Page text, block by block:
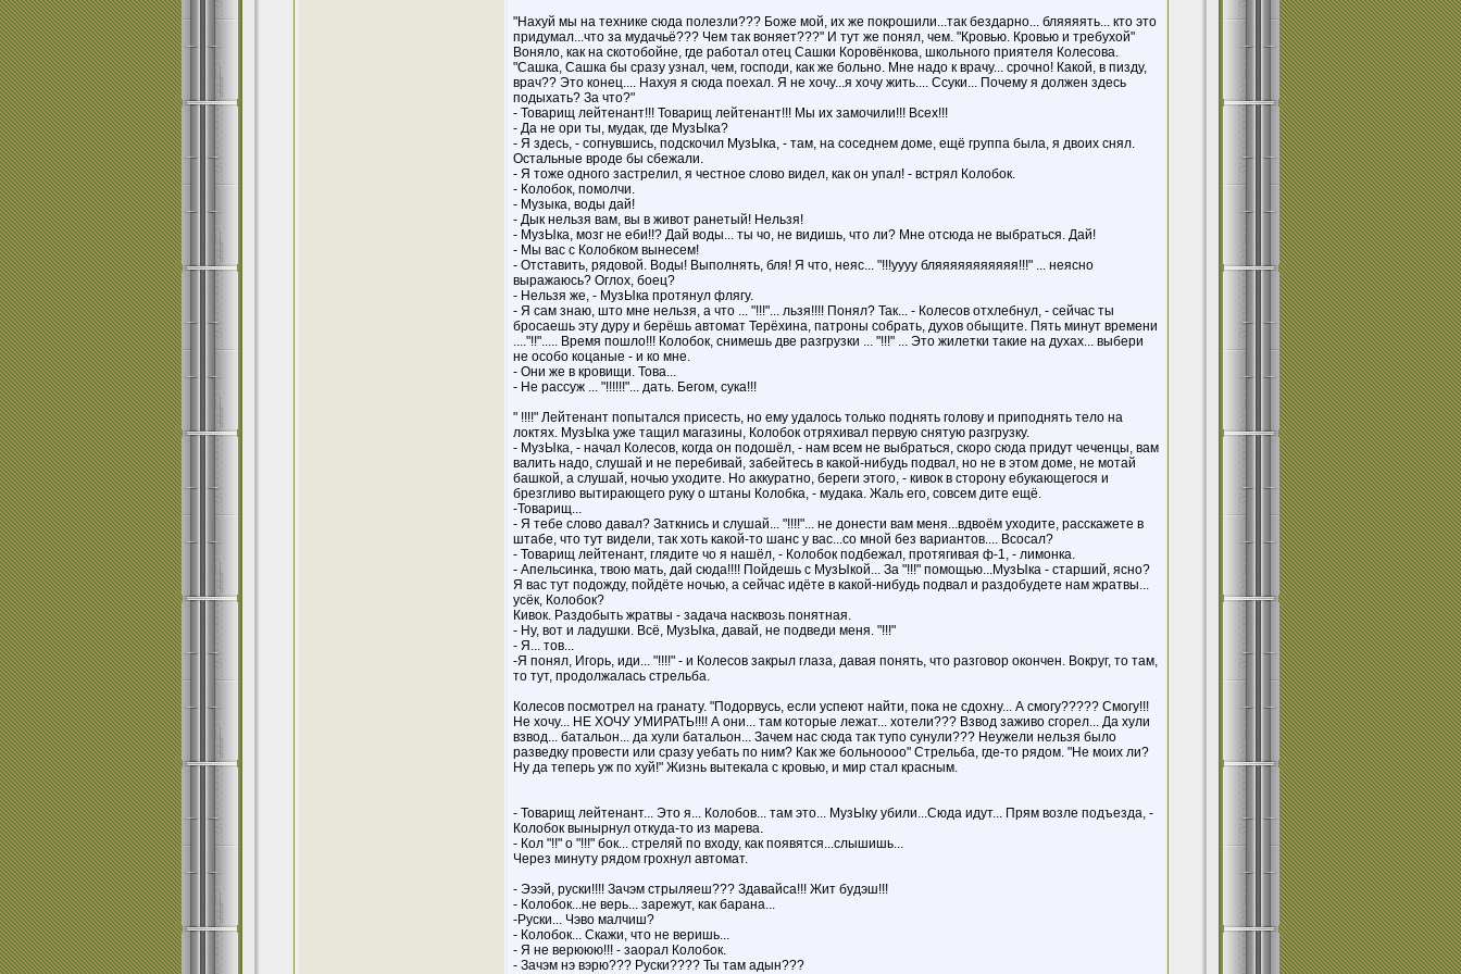
"Нахуй мы на технике сюда полезли??? Боже мой, их же покрошили...так бездарно... бляяяять... кто это
придумал...что за мудачьё??? Чем так воняет???" И тут же понял, чем. "Кровью. Кровью и требухой"
Воняло, как на скотобойне, где работал отец Сашки Коровёнкова, школьного приятеля Колесова.
"Сашка, Сашка бы сразу узнал, чем, господи, как же больно. Мне надо к врачу... срочно! Какой, в пизду,
врач?? Это конец.... Нахуя я сюда поехал. Я не хочу...я хочу жить.... Ссуки... Почему я должен здесь
подыхать? За что?"
- Товарищ лейтенант!!! Товарищ лейтенант!!! Мы их замочили!!! Всех!!!
- Да не ори ты, мудак, где МузЫка?
- Я здесь, - согнувшись, подскочил МузЫка, - там, на соседнем доме, ещё группа была, я двоих снял.
Остальные вроде бы сбежали.
- Я тоже одного застрелил, я честное слово видел, как он упал! - встрял Колобок.
- Колобок, помолчи.
- Музыка, воды дай!
- Дык нельзя вам, вы в живот ранетый! Нельзя!
- МузЫка, мозг не еби!!? Дай воды... ты чо, не видишь, что ли? Мне отсюда не выбраться. Дай!
- Мы вас с Колобком вынесем!
- Отставить, рядовой. Воды! Выполнять, бля! Я что, неяс... "!!!уууу бляяяяяяяяяяя!!!" ... неясно
выражаюсь? Оглох, боец?
- Нельзя же, - МузЫка протянул флягу.
- Я сам знаю, што мне нельзя, а что ... "!!!"... льзя!!!! Понял? Так... - Колесов отхлебнул, - сейчас ты
бросаешь эту дуру и берёшь автомат Терёхина, патроны собрать, духов обыщите. Пять минут времени
...."!!"..... Время пошло!!! Колобок, снимешь две разгрузки ... "!!!" ... Это жилетки такие на духах... выбери
не особо коцаные - и ко мне.
- Они же в кровищи. Това...
- Не рассуж ... "!!!!!!"... дать. Бегом, сука!!!
" !!!!" Лейтенант попытался присесть, но ему удалось только поднять голову и приподнять тело на
локтях. МузЫка уже тащил магазины, Колобок отряхивал первую снятую разгрузку.
- МузЫка, - начал Колесов, когда он подошёл, - нам всем не выбраться, скоро сюда придут чеченцы, вам
валить надо, слушай и не перебивай, забейтесь в какой-нибудь подвал, но не в этом доме, не мотай
башкой, а слушай, ночью уходите. Но аккуратно, береги этого, - кивок в сторону ебукающегося и
брезгливо вытирающего руку о штаны Колобка, - мудака. Жаль его, совсем дите ещё.
-Товарищ...
- Я тебе слово давал? Заткнись и слушай... "!!!!"... не донести вам меня...вдвоём уходите, расскажете в
штабе, что тут видели, так хоть какой-то шанс у вас...со мной без вариантов.... Всосал?
- Товарищ лейтенант, глядите чо я нашёл, - Колобок подбежал, протягивая ф-1, - лимонка.
- Апельсинка, твою мать, дай сюда!!!! Пойдешь с МузЫкой... За "!!!" помощью...МузЫка - старший, ясно?
Я вас тут подожду, пойдёте ночью, а сейчас идёте в какой-нибудь подвал и раздобудете нам жратвы...
усёк, Колобок?
Кивок. Раздобыть жратвы - задача насквозь понятная.
- Ну, вот и ладушки. Всё, МузЫка, давай, не подведи меня. "!!!"
- Я... тов...
-Я понял, Игорь, иди... "!!!!" - и Колесов закрыл глаза, давая понять, что разговор окончен. Вокруг, то там,
то тут, продолжалась стрельба.
Колесов посмотрел на гранату. "Подорвусь, если успеют найти, пока не сдохну... А смогу????? Смогу!!!
Не хочу... НЕ ХОЧУ УМИРАТЬ!!!! А они... там которые лежат... хотели??? Взвод заживо сгорел... Да хули
взвод... батальон... да хули батальон... Зачем нас сюда так тупо сунули??? Неужели нельзя было
разведку провести или сразу уебать по ним? Как же больноооо" Стрельба, где-то рядом. "Не моих ли?
Ну да теперь уж по хуй!" Жизнь вытекала с кровью, и мир стал красным.
- Товарищ лейтенант... Это я... Колобов... там это... МузЫку убили...Сюда идут... Прям возле подъезда, -
Колобок вынырнул откуда-то из марева.
- Кол "!!" о "!!!" бок... стреляй по входу, как появятся...слышишь...
Через минуту рядом грохнул автомат.
- Эээй, руски!!!! Зачэм стрыляеш??? Здавайса!!! Жит будэш!!!
- Колобок...не верь... зарежут, как барана...
-Руски... Чэво малчиш?
- Колобок... Скажи, что не веришь...
- Я не верююю!!! - заорал Колобок.
- Зачэм нэ вэрю??? Руски???? Ты там адын???